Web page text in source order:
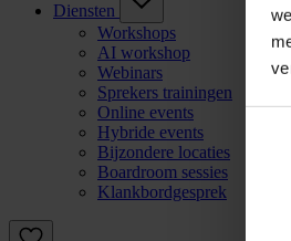
Diensten
Workshops
AI workshop
Webinars
Sprekers trainingen
Online events
Hybride events
Bijzondere locaties
Boardroom sessies
Klankbordgesprek